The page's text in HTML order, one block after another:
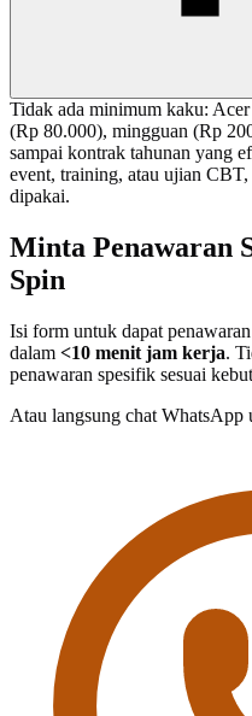
Tidak ada minimum kaku:
(Rp 80.000), mingguan (Rp
sampai kontrak tahunan yang
event, training, atau ujian
dipakai.
Minta Penawaran
Spin
Isi form untuk dapat
dalam <10 menit jam kerja.
penawaran spesifik sesuai
Atau langsung chat WhatsApp